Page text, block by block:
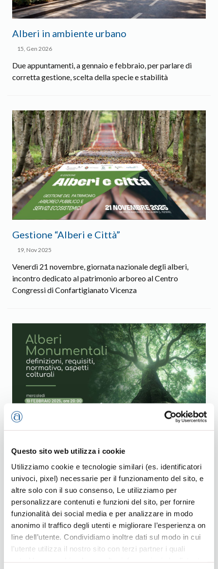
Questo sito web utilizza i cookie
Utilizziamo cookie e tecnologie similari (es. identificatori
univoci, pixel) necessarie per il funzionamento del sito, e
altre solo con il suo consenso, Le utilizziamo per
personalizzare contenuti e funzioni del sito, per fornire
funzionalità dei social media e per analizzare in modo
anonimo il traffico degli utenti e migliorare l’esperienza on
line dell’utente. Condividiamo inoltre dati sul modo in cui
l'utente utilizza il nostro sito con terzi partner i quali
Alberi in ambiente urbano
15, Gen 2026
Due appuntamenti, a gennaio e febbraio, per parlare di
corretta gestione, scelta della specie e stabilità
Gestione “Alberi e Città”
19, Nov 2025
Venerdì 21 novembre, giornata nazionale degli alberi,
incontro dedicato al patrimonio arboreo al Centro
Congressi di Confartigianato Vicenza
Alberi Monumentali
20, Gen 2025
Definizioni, requisiti, normativa, aspetti colturali. Incontro
rivolto alle imprese di manutenzione del verde e agli
operatori del settore, mercoledì 19 febbraio, ore 20, a
Vicenza. Iscriviti!